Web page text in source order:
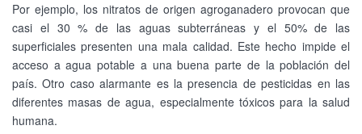
Por ejemplo, los nitratos de origen agroganadero provocan que
casi el 30 % de las aguas subterráneas y el 50% de las
superficiales presenten una mala calidad. Este hecho impide el
acceso a agua potable a una buena parte de la población del
país. Otro caso alarmante es la presencia de pesticidas en las
diferentes masas de agua, especialmente tóxicos para la salud
humana.